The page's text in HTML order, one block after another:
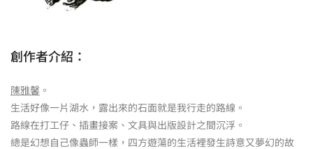
創作者介紹：
陳雅馨 。
生活好像一片湖水，露出來的石面就是我行走的路線。
路線在打工仔、插畫接案、文具與出版設計之間沉浮。
總是幻想自己像蟲師一樣，四方遊蕩的生活裡發生詩意又夢幻的故